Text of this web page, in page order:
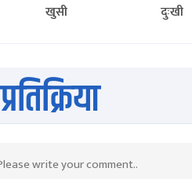
खुसी दुःखी
प्रतिक्रिया